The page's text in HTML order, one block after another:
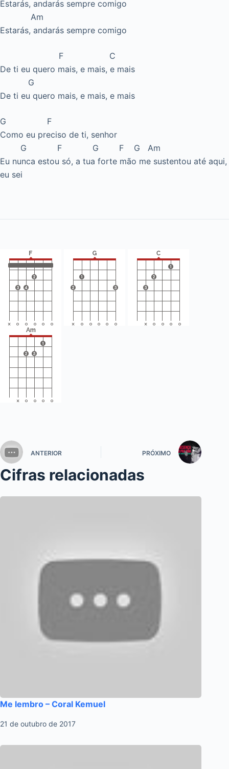
Estarás, andarás sempre comigo
Am
Estarás, andarás sempre comigo
F C
De ti eu quero mais, e mais, e mais
G
De ti eu quero mais, e mais, e mais
G F
Como eu preciso de ti, senhor
G F G F G Am
Eu nunca estou só, a tua forte mão me sustentou até aqui,
eu sei
ANTERIOR PRÓXIMO
Cifras relacionadas
Me lembro – Coral Kemuel
21 de outubro de 2017